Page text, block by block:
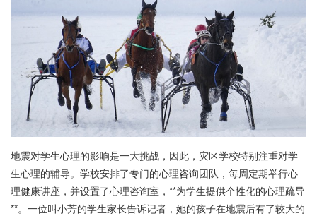
地震对学生心理的影响是一大挑战，因此，灾区学校特别注重对学
生心理的辅导。学校安排了专门的心理咨询团队，每周定期举行心
理健康讲座，并设置了心理咨询室，**为学生提供个性化的心理疏导
**。一位叫小芳的学生家长告诉记者，她的孩子在地震后有了较大的